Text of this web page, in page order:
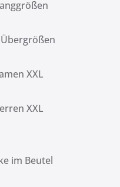
XXL
XXL
im Beutel